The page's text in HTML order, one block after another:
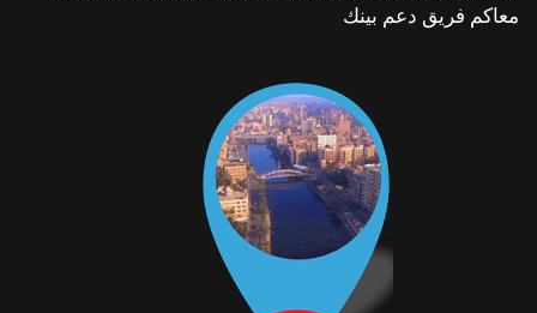
معاكم فريق دعم بينك